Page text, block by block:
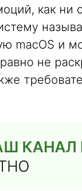
как ни
macOS и
не
КАНАЛ